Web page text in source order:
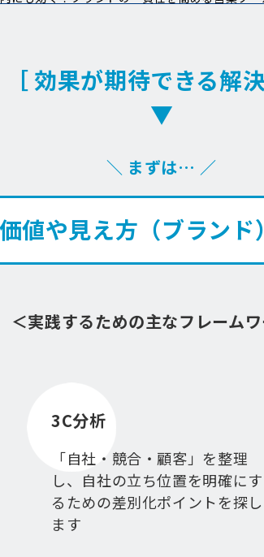
［ 効果が期待できる解決
▼
＼ まずは… ／
値や見え方（ブラン
＜実践するための主なフレーム
3C分析
「自社・競合・顧客」を整理
し、自社の立ち位置を明確にす
るための差別化ポイントを探し
ます